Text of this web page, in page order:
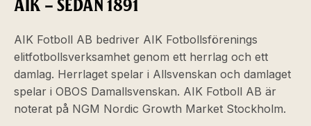
AIK – SEDAN 1891
AIK Fotboll AB bedriver AIK Fotbollsförenings
elitfotbollsverksamhet genom ett herrlag och ett
damlag. Herrlaget spelar i Allsvenskan och damlaget
spelar i OBOS Damallsvenskan. AIK Fotboll AB är
noterat på NGM Nordic Growth Market Stockholm.